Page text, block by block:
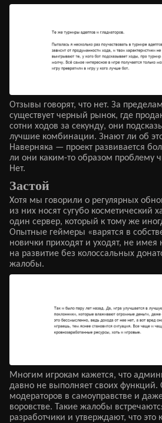
Отзывы говорят, что нет. За
существует черный рынок, где
сотни ходов за секунду, они
лучшие комбинации. Знают ли об
Наверняка — проект развивается
ли они каким-то образом проблему
Нет.
Застой
Хотя мы говорили о регулярных
из них носят сугубо косметический
один сервер, который к тому же
Опытные геймеры «варятся в
новички приходят и уходят, не
на развитие без колоссальных
жалобы.
Многим игрокам кажется, что
давно не выполняет своих
модераторов в самоуправстве и
воровстве. Такие жалобы
разработчики и утверждают, что это